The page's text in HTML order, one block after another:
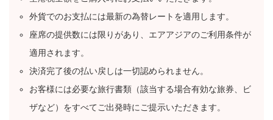
外貨でのお支払には最新の為替レートを適用します。
座席の提供数には限りがあり、エアアジアのご利用条件が
適用されます。
決済完了後の払い戻しは一切認められません。
お客様には必要な旅行書類（該当する場合有効な旅券、ビ
ザなど）をすべてご出発時にご提示いただきます。